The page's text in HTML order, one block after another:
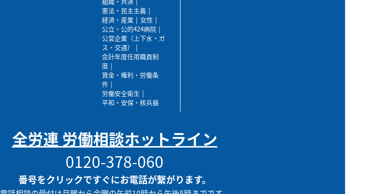
憲法・民主主義
経済・産業
女性
公立・公的424病院
公営企業（上下水・ガ
ス・交通）
会計年度任用職員制
度
賃金・権利・労働条
件
労働安全衛生
平和・安保・核兵器
全労連 労働相談ホットライン
0120-378-060
番号をクリックですぐにお電話が繋がります。